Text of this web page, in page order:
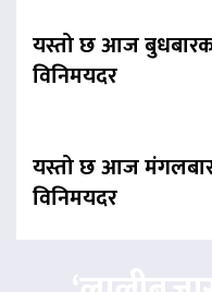
यस्तो छ आज
विनिमयदर
यस्तो छ आज
विनिमयदर